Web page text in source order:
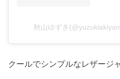
秋山ゆずき
クールでシンプルなレザージ